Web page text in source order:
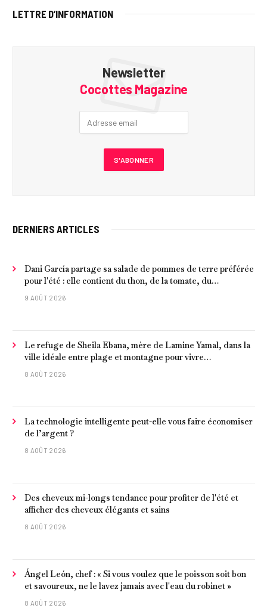
LETTRE D’INFORMATION
Newsletter
Cocottes Magazine
DERNIERS ARTICLES
Dani García partage sa salade de pommes de terre préférée
pour l'été : elle contient du thon, de la tomate, du
concombre et de l'œuf
9 AOÛT 2026
Le refuge de Sheila Ebana, mère de Lamine Yamal, dans la
ville idéale entre plage et montagne pour vivre
tranquillement près de Barcelone
8 AOÛT 2026
La technologie intelligente peut-elle vous faire économiser
de l’argent ?
8 AOÛT 2026
Des cheveux mi-longs tendance pour profiter de l'été et
afficher des cheveux élégants et sains
8 AOÛT 2026
Ángel León, chef : « Si vous voulez que le poisson soit bon
et savoureux, ne le lavez jamais avec l'eau du robinet »
8 AOÛT 2026